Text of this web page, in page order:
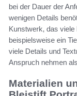
bei der Dauer der
wenigen Details
Kunstwerk, das viele
beispielsweise ein
viele Details und
Anspruch nehmen
Materialien